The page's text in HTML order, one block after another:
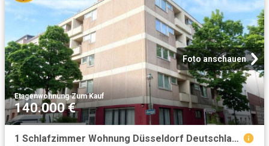
Foto anschauen
Etagenwohnung·Zum Kauf
140.000 €
1 Schlafzimmer Wohnung Düsseldorf Deutschland 103357105